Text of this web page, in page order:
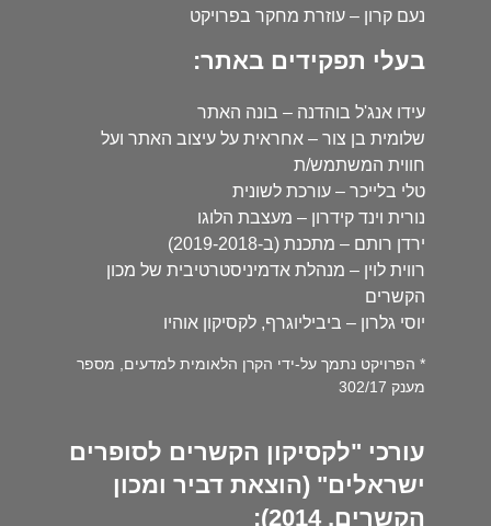
נעם קרון – עוזרת מחקר בפרויקט
בעלי תפקידים באתר:
עידו אנג'ל בוהדנה – בונה האתר
שלומית בן צור – אחראית על עיצוב האתר ועל
חווית המשתמש/ת
טלי בלייכר – עורכת לשונית
נורית וינד קידרון – מעצבת הלוגו
ירדן רותם – מתכנת (ב-2019-2018)
רווית לוין – מנהלת אדמיניסטרטיבית של מכון
הקשרים
יוסי גלרון – ביביליוגרף, לקסיקון אוהיו
* הפרויקט נתמך על-ידי הקרן הלאומית למדעים, מספר
מענק 302/17
עורכי "לקסיקון הקשרים לסופרים
ישראלים" (הוצאת דביר ומכון
הקשרים, 2014):